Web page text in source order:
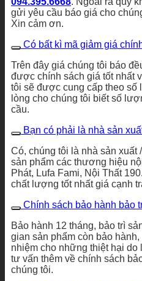
gửi yêu cầu báo giá cho
Xin cảm ơn.
Có bất kì mã giảm giá
Trên đây giá chúng tôi báo
được chính sách giá tốt nhất
tôi sẽ được cung cấp theo số
lòng cho chúng tôi biết số
cầu.
Bạn có phải là nhà sản
Có, chúng tôi là nhà sản xuất
sản phẩm các thương hiệu
Phát, Lufa Fami, Nội Thất
chất lượng tốt nhất giá cạnh
Chính sách bảo hành bảo
Bảo hành 12 tháng, bảo trì
gian sản phẩm còn bảo
nhiệm cho những thiệt hại
tư vấn thêm về chính sách
chúng tôi.